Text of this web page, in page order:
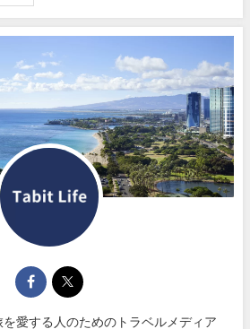
愛する人のためのトラベルメディア